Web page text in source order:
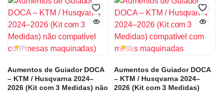
Aumentos de Guiador DOCA
– KTM / Husqvarna 2024–
2026 (Kit com 3 Medidas) não
Aumentos de Guiador DOCA
– KTM / Husqvarna 2024–
2026 (Kit com 3 Medidas)